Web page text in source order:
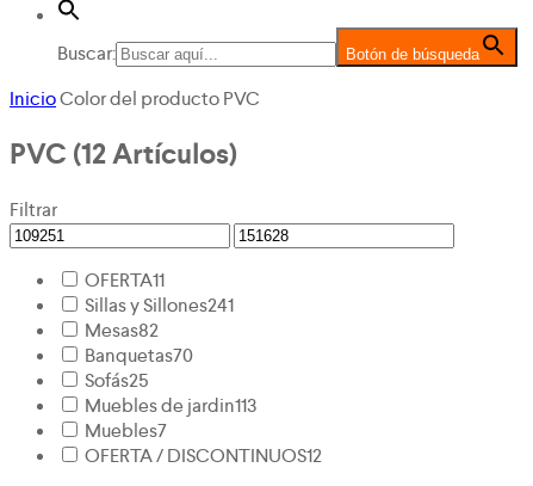
Buscar: Botón de búsqueda
InicioColor del productoPVC
PVC (12 Artículos)
Filtrar
OFERTA11
Sillas y Sillones241
Mesas82
Banquetas70
Sofás25
Muebles de jardin113
Muebles7
OFERTA / DISCONTINUOS12